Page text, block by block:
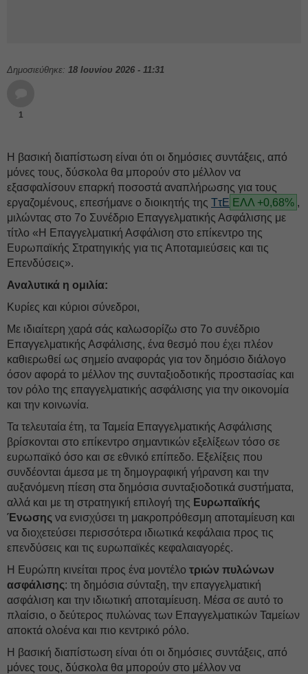
Δημοσιεύθηκε: 18 Ιουνίου 2026 - 11:31
1
Η βασική διαπίστωση είναι ότι οι δημόσιες συντάξεις, από
μόνες τους, δύσκολα θα μπορούν στο μέλλον να
εξασφαλίσουν επαρκή ποσοστά αναπλήρωσης για τους
εργαζομένους, επεσήμανε ο διοικητής της ΤτΕ ΕΛΛ +0,68% ,
μιλώντας στο 7ο Συνέδριο Επαγγελματικής Ασφάλισης με
τίτλο «Η Επαγγελματική Ασφάλιση στο επίκεντρο της
Ευρωπαϊκής Στρατηγικής για τις Αποταμιεύσεις και τις
Επενδύσεις».
Αναλυτικά η ομιλία:
Κυρίες και κύριοι σύνεδροι,
Με ιδιαίτερη χαρά σάς καλωσορίζω στο 7ο συνέδριο
Επαγγελματικής Ασφάλισης, ένα θεσμό που έχει πλέον
καθιερωθεί ως σημείο αναφοράς για τον δημόσιο διάλογο
όσον αφορά το μέλλον της συνταξιοδοτικής προστασίας και
τον ρόλο της επαγγελματικής ασφάλισης για την οικονομία
και την κοινωνία.
Τα τελευταία έτη, τα Ταμεία Επαγγελματικής Ασφάλισης
βρίσκονται στο επίκεντρο σημαντικών εξελίξεων τόσο σε
ευρωπαϊκό όσο και σε εθνικό επίπεδο. Εξελίξεις που
συνδέονται άμεσα με τη δημογραφική γήρανση και την
αυξανόμενη πίεση στα δημόσια συνταξιοδοτικά συστήματα,
αλλά και με τη στρατηγική επιλογή της Ευρωπαϊκής
Ένωσης να ενισχύσει τη μακροπρόθεσμη αποταμίευση και
να διοχετεύσει περισσότερα ιδιωτικά κεφάλαια προς τις
επενδύσεις και τις ευρωπαϊκές κεφαλαιαγορές.
Η Ευρώπη κινείται προς ένα μοντέλο τριών πυλώνων
ασφάλισης: τη δημόσια σύνταξη, την επαγγελματική
ασφάλιση και την ιδιωτική αποταμίευση. Μέσα σε αυτό το
πλαίσιο, ο δεύτερος πυλώνας των Επαγγελματικών Ταμείων
αποκτά ολοένα και πιο κεντρικό ρόλο.
Η βασική διαπίστωση είναι ότι οι δημόσιες συντάξεις, από
μόνες τους, δύσκολα θα μπορούν στο μέλλον να